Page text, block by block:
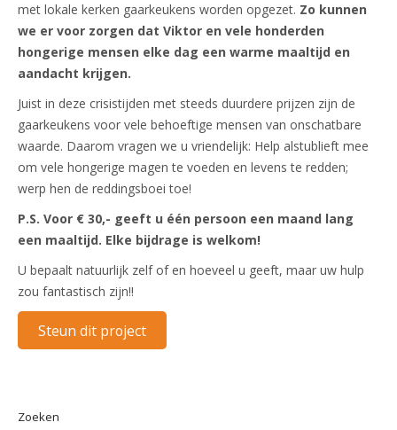
met lokale kerken gaarkeukens worden opgezet. Zo kunnen
we er voor zorgen dat Viktor en vele honderden
hongerige mensen elke dag een warme maaltijd en
aandacht krijgen.
Juist in deze crisistijden met steeds duurdere prijzen zijn de
gaarkeukens voor vele behoeftige mensen van onschatbare
waarde. Daarom vragen we u vriendelijk: Help alstublieft mee
om vele hongerige magen te voeden en levens te redden;
werp hen de reddingsboei toe!
P.S. Voor € 30,- geeft u één persoon een maand lang
een maaltijd. Elke bijdrage is welkom!
U bepaalt natuurlijk zelf of en hoeveel u geeft, maar uw hulp
zou fantastisch zijn!!
Steun dit project
Zoeken